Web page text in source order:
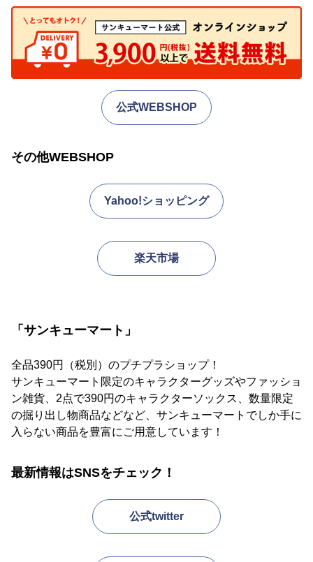
公式WEBSHOP
その他WEBSHOP
Yahoo!ショッピング
楽天市場
「サンキューマート」
全品390円（税別）のプチプラショップ！
サンキューマート限定のキャラクターグッズやファッショ
ン雑貨、2点で390円のキャラクターソックス、数量限定
の掘り出し物商品などなど、サンキューマートでしか手に
入らない商品を豊富にご用意しています！
最新情報はSNSをチェック！
公式twitter